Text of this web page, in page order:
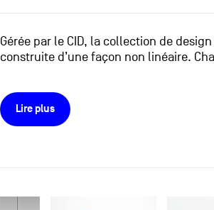
Gérée par le CID, la collection de
construite d’une façon non linéaire.
Lire plus